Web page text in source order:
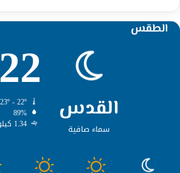
الطقس
القدس
سماء صافية
22
89%
1.34 كيلومتر/ساعة